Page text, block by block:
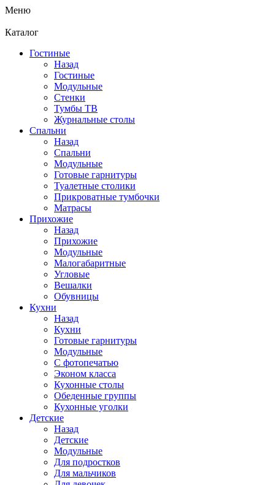
Меню
Каталог
Гостиные
Назад
Гостиные
Модульные
Стенки
Тумбы ТВ
Журнальные столы
Спальни
Назад
Спальни
Модульные
Готовые гарнитуры
Туалетные столики
Прикроватные тумбочки
Матрасы
Прихожие
Назад
Прихожие
Модульные
Малогабаритные
Угловые
Вешалки
Обувницы
Кухни
Назад
Кухни
Готовые гарнитуры
Модульные
С фотопечатью
Эконом класса
Кухонные столы
Обеденные группы
Кухонные уголки
Детские
Назад
Детские
Модульные
Для подростков
Для мальчиков